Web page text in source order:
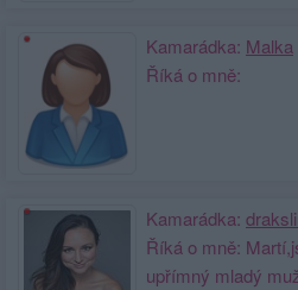
Kamarádka: Malka
Říká o mně:
Kamarádka:
Říká o mně:
upřímný mladý